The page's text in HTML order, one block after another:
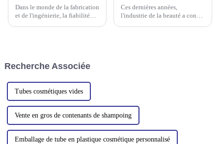
Dans le monde de la fabrication
et de l'ingénierie, la fiabilité
notamment…
Ces dernières années,
l'industrie de la beauté a connu
Recherche Associée
Tubes cosmétiques vides
Vente en gros de contenants de shampoing
Emballage de tube en plastique cosmétique personnalisé